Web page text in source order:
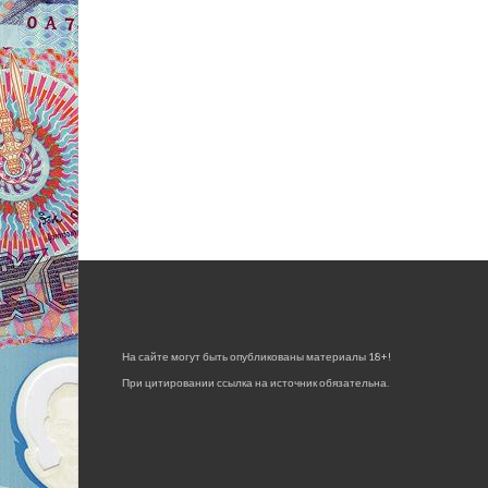
На сайте могут быть опубликованы материалы 18+!
При цитировании ссылка на источник обязательна.